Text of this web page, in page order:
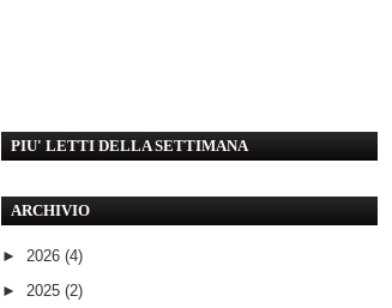
PIU' LETTI DELLA SETTIMANA
ARCHIVIO
► 2026 (4)
► 2025 (2)